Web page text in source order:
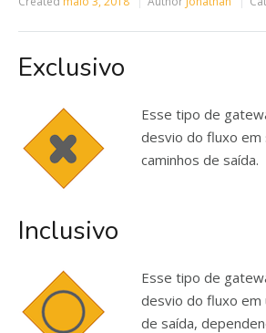
Exclusivo
Esse tipo de
desvio do fluxo
caminhos de saída.
Inclusivo
Esse tipo de
desvio do fluxo em
de saída,